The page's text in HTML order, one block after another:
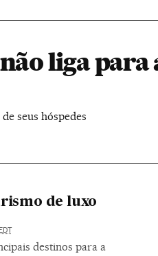
liga para
seus hóspedes
de luxo
destinos para a